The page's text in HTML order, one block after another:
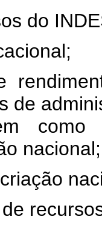
do
de
nacional;